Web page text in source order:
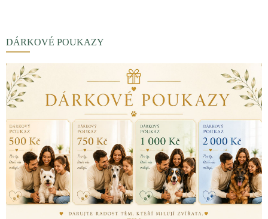
DÁRKOVÉ POUKAZY